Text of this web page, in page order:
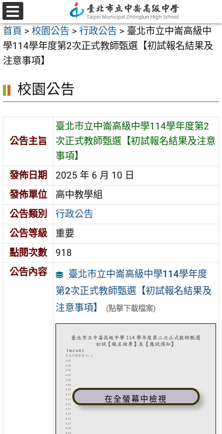
跳
至
主
要
內
區
選
單
首頁 > 校園公告 > 行政公告 > 臺北市立中崙高級中
學114學年度第2次正式教師甄選【初試報名結果及
注意事項】
校園公告
公告主旨
臺北市立中崙高級中學114學年度第2
次正式教師甄選【初試報名結果及注意
事項】
發佈日期
2025 年 6 月 10 日
發佈單位
高中教學組
公告類別
行政公告
公告等級
重要
點閱次數
918
公告內容
臺北市立中崙高級中學114學年度
第2次正式教師甄選【初試報名結果及
注意事項】
(點擊下載檔案)
在全螢幕中檢視